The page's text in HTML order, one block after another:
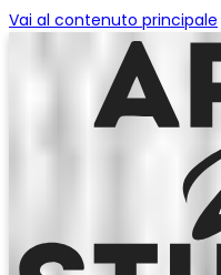
Vai al contenuto principale